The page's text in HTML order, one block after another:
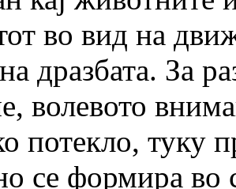
во вид на
дразбата. За
волевото
потекло, туку
се формира во